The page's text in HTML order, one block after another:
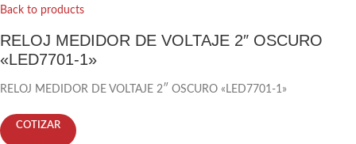
Back to products
RELOJ MEDIDOR DE VOLTAJE 2″ OSCURO
«LED7701-1»
RELOJ MEDIDOR DE VOLTAJE 2″ OSCURO «LED7701-1»
COTIZAR